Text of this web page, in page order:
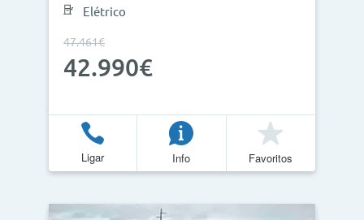
Elétrico
47.461€
42.990€
Ligar Info Favoritos